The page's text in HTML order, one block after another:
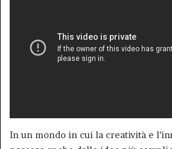
In un mondo in cui la creatività e